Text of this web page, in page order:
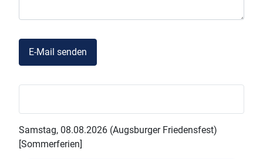
E-Mail senden
Samstag, 08.08.2026 (Augsburger Friedensfest)
[Sommerferien]